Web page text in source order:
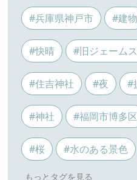
#兵庫県神戸市 #建物
#快晴 #旧ジェーム
#住吉神社 #夜 #
#神社 #福岡市博多区
#桜 #水のある景色